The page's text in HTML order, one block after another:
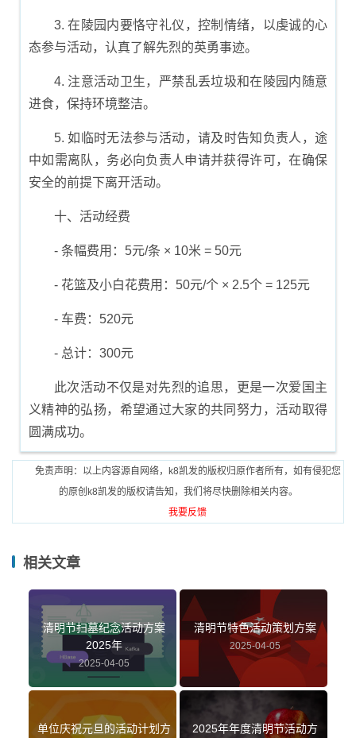
3. 在陵园内要恪守礼仪，控制情绪，以虔诚的心
态参与活动，认真了解先烈的英勇事迹。
4. 注意活动卫生，严禁乱丢垃圾和在陵园内随意
进食，保持环境整洁。
5. 如临时无法参与活动，请及时告知负责人，途
中如需离队，务必向负责人申请并获得许可，在确保
安全的前提下离开活动。
十、活动经费
- 条幅费用：5元/条 × 10米 = 50元
- 花篮及小白花费用：50元/个 × 2.5个 = 125元
- 车费：520元
- 总计：300元
此次活动不仅是对先烈的追思，更是一次爱国主
义精神的弘扬，希望通过大家的共同努力，活动取得
圆满成功。
免责声明：以上内容源自网络，k8凯发的版权归原作者所有，如有侵犯您
的原创k8凯发的版权请告知，我们将尽快删除相关内容。
我要反馈
相关文章
清明节扫墓纪念活动方案
2025年
2025-04-05
清明节特色活动策划方案
2025-04-05
单位庆祝元旦的活动计划方 2025年年度清明节活动方